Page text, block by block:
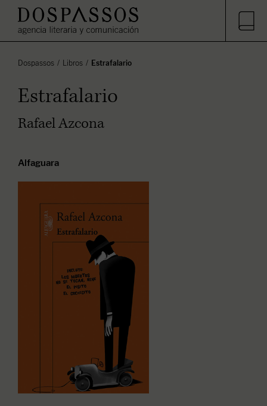
Estrafalario
Libros
Dospassos
Estrafalario
Rafael Azcona
Alfaguara